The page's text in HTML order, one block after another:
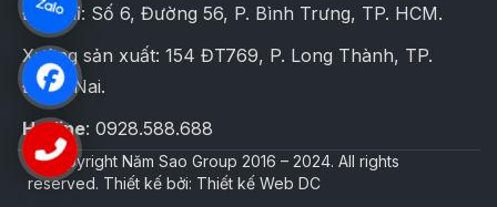
Địa chỉ: Số 6, Đường 56, P. Bình Trưng, TP. HCM.
Xưởng sản xuất: 154 ĐT769, P. Long Thành, TP.
Đồng Nai.
Hotline: 0928.588.688
© Copyright Năm Sao Group 2016 – 2024. All rights
reserved. Thiết kế bởi: Thiết kế Web DC